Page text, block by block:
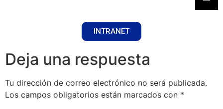
INTRANET
Deja una respuesta
Tu dirección de correo electrónico no será publicada.
Los campos obligatorios están marcados con *